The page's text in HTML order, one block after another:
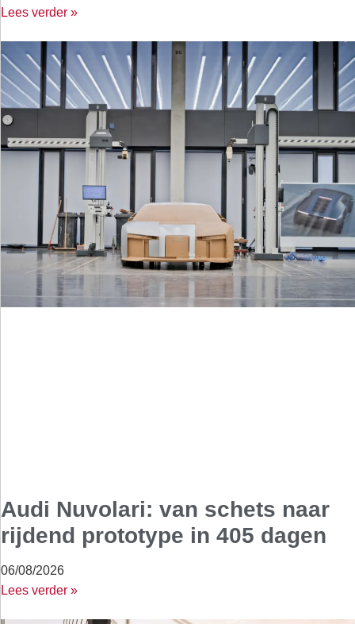
Lees verder »
Audi Nuvolari: van schets naar
rijdend prototype in 405 dagen
06/08/2026
Lees verder »